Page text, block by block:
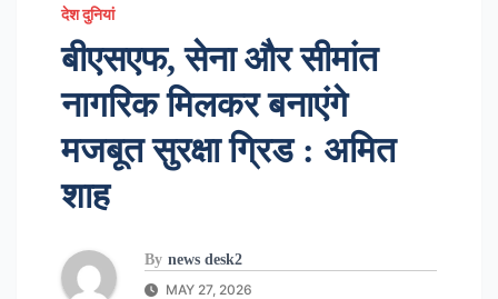
देश दुनियां
बीएसएफ, सेना और सीमांत
नागरिक मिलकर बनाएंगे
मजबूत सुरक्षा ग्रिड : अमित
शाह
By news desk2
MAY 27, 2026